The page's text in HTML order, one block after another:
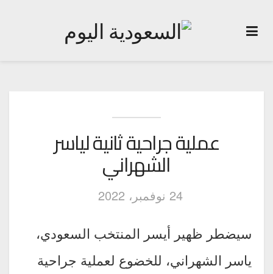
عملية جراحية ثانية لياسر
الشهراني
24 نوفمبر، 2022
سيضطر ظهير أيسر المنتخب السعودي،
ياسر الشهراني، للخضوع لعملية جراحية